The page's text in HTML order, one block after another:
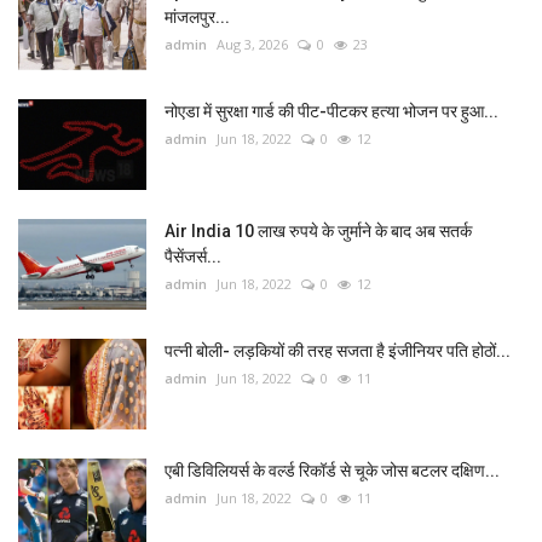
मांजलपुर...
admin Aug 3, 2026 0 23
नोएडा में सुरक्षा गार्ड की पीट-पीटकर हत्या भोजन पर हुआ...
admin Jun 18, 2022 0 12
Air India 10 लाख रुपये के जुर्माने के बाद अब सतर्क
पैसेंजर्स...
admin Jun 18, 2022 0 12
पत्नी बोली- लड़कियों की तरह सजता है इंजीनियर पति होठों...
admin Jun 18, 2022 0 11
एबी डिविलियर्स के वर्ल्ड रिकॉर्ड से चूके जोस बटलर दक्षिण...
admin Jun 18, 2022 0 11